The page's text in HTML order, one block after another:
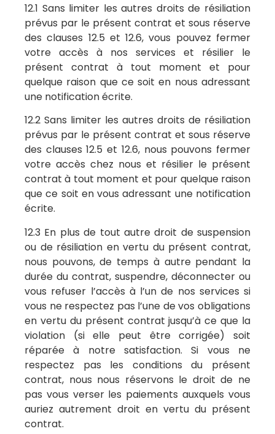
12.1 Sans limiter les autres droits de résiliation
prévus par le présent contrat et sous réserve
des clauses 12.5 et 12.6, vous pouvez fermer
votre accès à nos services et résilier le
présent contrat à tout moment et pour
quelque raison que ce soit en nous adressant
une notification écrite.
12.2 Sans limiter les autres droits de résiliation
prévus par le présent contrat et sous réserve
des clauses 12.5 et 12.6, nous pouvons fermer
votre accès chez nous et résilier le présent
contrat à tout moment et pour quelque raison
que ce soit en vous adressant une notification
écrite.
12.3 En plus de tout autre droit de suspension
ou de résiliation en vertu du présent contrat,
nous pouvons, de temps à autre pendant la
durée du contrat, suspendre, déconnecter ou
vous refuser l’accès à l’un de nos services si
vous ne respectez pas l’une de vos obligations
en vertu du présent contrat jusqu’à ce que la
violation (si elle peut être corrigée) soit
réparée à notre satisfaction. Si vous ne
respectez pas les conditions du présent
contrat, nous nous réservons le droit de ne
pas vous verser les paiements auxquels vous
auriez autrement droit en vertu du présent
contrat.